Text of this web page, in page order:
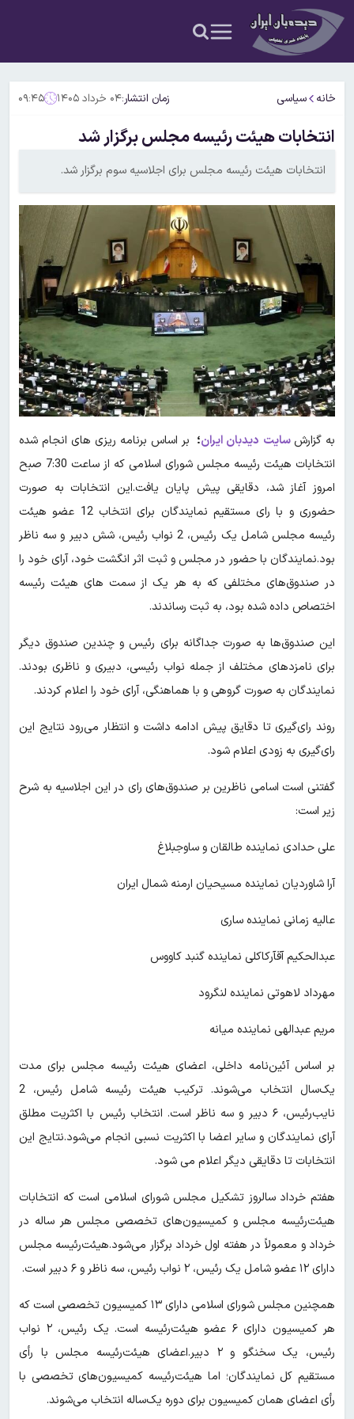
خانه سیاسی زمان انتشار:۰۴ خرداد ۱۴۰۵ ۰۹:۴۵
انتخابات هیئت رئیسه مجلس برگزار شد
انتخابات هیئت رئیسه مجلس برای اجلاسیه سوم برگزار شد.
به گزارشسایت دیدبان ایران؛ بر اساس برنامه ریزی های انجام شده
انتخابات هیئت رئیسه مجلس شورای اسلامی که از ساعت 7:30 صبح
امروز آغاز شد، دقایقی پیش پایان یافت.این انتخابات به صورت
حضوری و با رای مستقیم نمایندگان برای انتخاب 12 عضو هیئت
رئیسه مجلس شامل یک رئیس، 2 نواب رئیس، شش دبیر و سه ناظر
بود.نمایندگان با حضور در مجلس و ثبت اثر انگشت خود، آرای خود را
در صندوق‌های مختلفی که به هر یک از سمت های هیئت رئیسه
اختصاص داده شده بود، به ثبت رساندند.
این صندوق‌ها به صورت جداگانه برای رئیس و چندین صندوق دیگر
برای نامزدهای مختلف از جمله نواب رئیسی، دبیری و ناظری بودند.
نمایندگان به صورت گروهی و با هماهنگی، آرای خود را اعلام کردند.
روند رای‌گیری تا دقایق پیش ادامه داشت و انتظار می‌رود نتایج این
رای‌گیری به زودی اعلام شود.
گفتنی است اسامی ناظرین بر صندوق‌های رای در این اجلاسیه به شرح
زیر است:
علی حدادی نماینده طالقان و ساوجبلاغ
آرا شاوردیان نماینده مسیحیان ارمنه شمال ایران
عالیه زمانی نماینده ساری
عبدالحکیم آقآرکاکلی نماینده گنبد کاووس
مهرداد لاهوتی نماینده لنگرود
مریم عبدالهی نماینده میانه
بر اساس آئین‌نامه داخلی، اعضای هیئت رئیسه مجلس برای مدت
یک‌سال انتخاب می‌شوند. ترکیب هیئت رئیسه شامل رئیس، 2
نایب‌رئیس، ۶ دبیر و سه ناظر است. انتخاب رئیس با اکثریت مطلق
آرای نمایندگان و سایر اعضا با اکثریت نسبی انجام می‌شود.نتایج این
انتخابات تا دقایقی دیگر اعلام می شود.
هفتم خرداد سالروز تشکیل مجلس شورای اسلامی است که انتخابات
هیئت‌رئیسه مجلس و کمیسیون‌های تخصصی مجلس هر ساله در
خرداد و معمولاً در هفته اول خرداد برگزار می‌شود.هیئت‌رئیسه مجلس
دارای ١٢ عضو شامل یک رئیس، ٢ نواب رئیس، سه ناظر و ۶ دبیر است.
همچنین مجلس شورای اسلامی دارای ١٣ کمیسیون تخصصی است که
هر کمیسیون دارای ۶ عضو هیئت‌رئیسه است. یک رئیس، ٢ نواب
رئیس، یک سخنگو و ٢ دبیر.اعضای هیئت‌رئیسه مجلس با رأی
مستقیم کل نمایندگان؛ اما هیئت‌رئیسه کمیسیون‌های تخصصی با
رأی اعضای همان کمیسیون برای دوره یک‌ساله انتخاب می‌شوند.